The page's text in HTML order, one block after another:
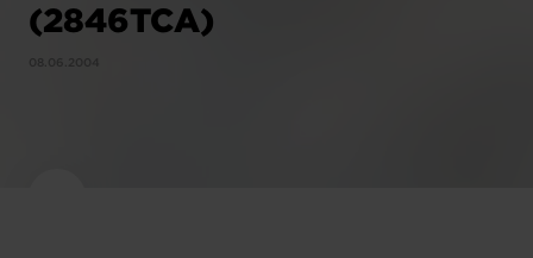
(2846TCA)